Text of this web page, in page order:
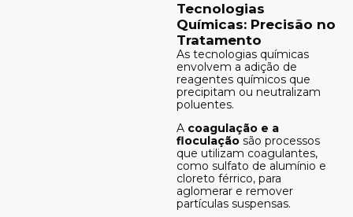
Tecnologias
Químicas: Precisão no
Tratamento
As tecnologias químicas
envolvem a adição de
reagentes químicos que
precipitam ou neutralizam
poluentes.
A coagulação e a
floculação são processos
que utilizam coagulantes,
como sulfato de alumínio e
cloreto férrico, para
aglomerar e remover
partículas suspensas.